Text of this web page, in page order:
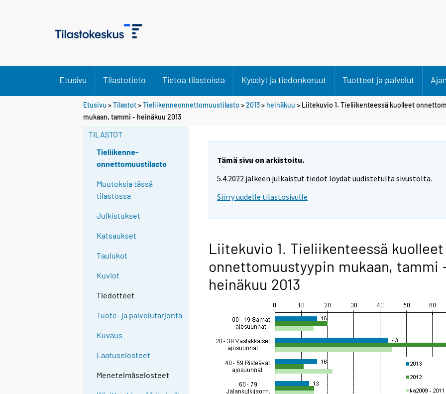
Etusivu Tilastotieto Tietoa tilastoista Kyselyt ja tiedonkeruut Tuotteet ja palvelut
Etusivu >Tilastot>Tieliikenneonnettomuustilasto >2013> heinäkuu > Liitekuvio 1. Tieliikenteessä kuolleet
mukaan, tammi - heinäkuu 2013
TILASTOT
Tieliikenne-
onnettomuustilasto
Muutoksia tässä
tilastossa
Julkistukset
Katsaukset
Taulukot
Kuviot
Tiedotteet
Tuote- ja palvelutarjonta
Kuvaus
Laatuselosteet
Menetelmäselosteet
Tämä sivu on arkistoitu.
5.4.2022 jälkeen julkaistut tiedot löydät uudistetulta sivustolta.
Siirry uudelle tilastosivulle
Liitekuvio 1. Tieliikenteessä kuolleet
onnettomuustyypin mukaan, tammi
heinäkuu 2013